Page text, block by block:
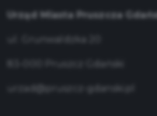
Urząd Miasta Pruszcza
urzad@pruszcz-gdanski.pl